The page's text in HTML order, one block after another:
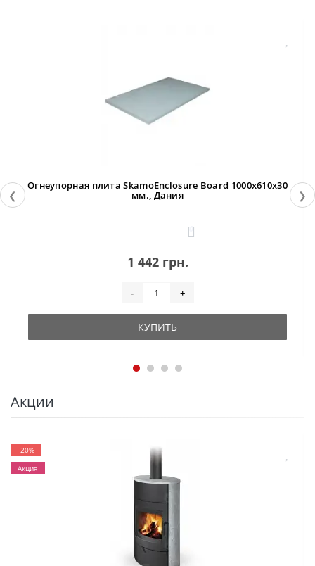
❮
Огнеупорная плита SkamoEnclosure Board 1000x610x30
мм., Дания
0
1 442 грн.
- +
КУПИТЬ
❯
Акции
-20%
Акция